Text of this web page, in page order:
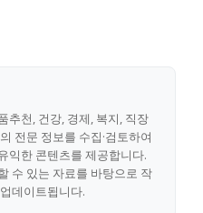
추천, 건강, 경제, 복지, 직장
전문 정보를 수집·검토하여
익한 콘텐츠를 제공합니다.
수 있는 자료를 바탕으로 작
데이트됩니다.